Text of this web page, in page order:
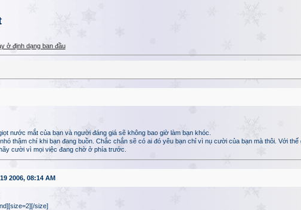
ở định dạng ban đầu
nước mắt của bạn và người đáng giá sẽ không bao giờ làm bạn khóc.
thậm chí khi bạn đang buồn. Chắc chắn sẽ có ai đó yêu bạn chỉ vì nụ cười của bạn mà thôi. Với
cười vì mọi việc đang chờ ở phía trước.
2006, 08:14 AM
size]